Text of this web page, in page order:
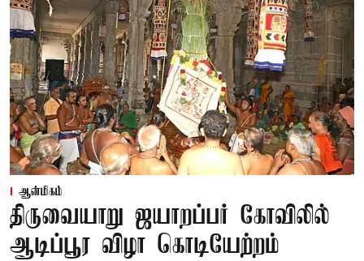
ஆன்மிகம்
திருவையாறு ஜயாறப்பர் கோவிலில்
ஆடிப்பூர விழா கொடியேற்றம்